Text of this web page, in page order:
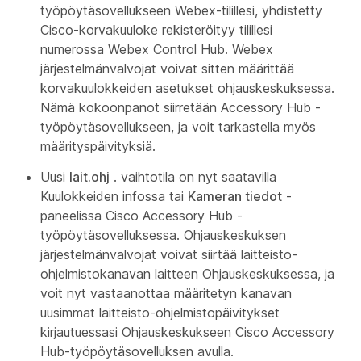
työpöytäsovellukseen Webex-tilillesi, yhdistetty
Cisco-korvakuuloke rekisteröityy tilillesi
numerossa Webex Control Hub. Webex
järjestelmänvalvojat voivat sitten määrittää
korvakuulokkeiden asetukset ohjauskeskuksessa.
Nämä kokoonpanot siirretään Accessory Hub -
työpöytäsovellukseen, ja voit tarkastella myös
määrityspäivityksiä.
Uusi lait.ohj . vaihtotila on nyt saatavilla
Kuulokkeiden infossa tai Kameran tiedot -
paneelissa Cisco Accessory Hub -
työpöytäsovelluksessa. Ohjauskeskuksen
järjestelmänvalvojat voivat siirtää laitteisto-
ohjelmistokanavan laitteen Ohjauskeskuksessa, ja
voit nyt vastaanottaa määritetyn kanavan
uusimmat laitteisto-ohjelmistopäivitykset
kirjautuessasi Ohjauskeskukseen Cisco Accessory
Hub-työpöytäsovelluksen avulla.